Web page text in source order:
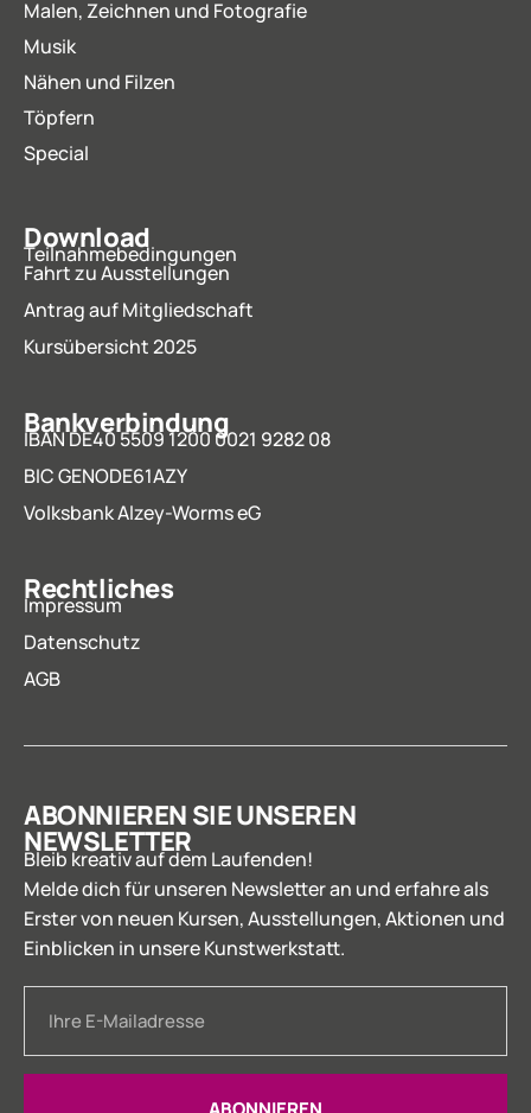
Malen, Zeichnen und Fotografie
Musik
Nähen und Filzen
Töpfern
Special
Download
Teilnahmebedingungen
Fahrt zu Ausstellungen
Antrag auf Mitgliedschaft
Kursübersicht 2025
Bankverbindung
IBAN DE40 5509 1200 0021 9282 08
BIC GENODE61AZY
Volksbank Alzey-Worms eG
Rechtliches
Impressum
Datenschutz
AGB
ABONNIEREN SIE UNSEREN
NEWSLETTER
Bleib kreativ auf dem Laufenden!
Melde dich für unseren Newsletter an und erfahre als
Erster von neuen Kursen, Ausstellungen, Aktionen und
Einblicken in unsere Kunstwerkstatt.